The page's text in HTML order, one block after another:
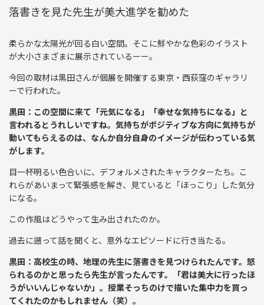
落書きを見た先生が美大進学を勧めた
柔らかな太陽光が回る白い空間。そこに鮮やかな色彩のイラスト
が大小さまざまに展示されているーー。
今回の取材は黒田さんが個展を開催する東京・西荻窪のギャラリ
ーで行われた。
黒田：この空間に来て「元気になる」「幸せな気持ちになる」と
言われるとうれしいですね。気持ちがポジティブな方向に気持ちが
動いてもらえるのは、なんか自分自身のイメージが伝わっている気
がします。
目一杯明るい色合いに、デフォルメされたキャラクターたち。こ
れらがあいまって緊張感を解き、見ていると「ほっこり」した気分
になる。
この作風はどうやって生み出されたのか。
過去に遡って話を聞くと、意外なエピソードに行き当たる。
黒田：高校生の時、地理の先生に落書きを見つけられたんです。怒
られるのかと思ったら先生が言ったんです。「君は美大に行ったほ
うがいいんじゃないか」。授業そっちのけで描いた集中力を買っ
てくれたのかもしれません（笑）。